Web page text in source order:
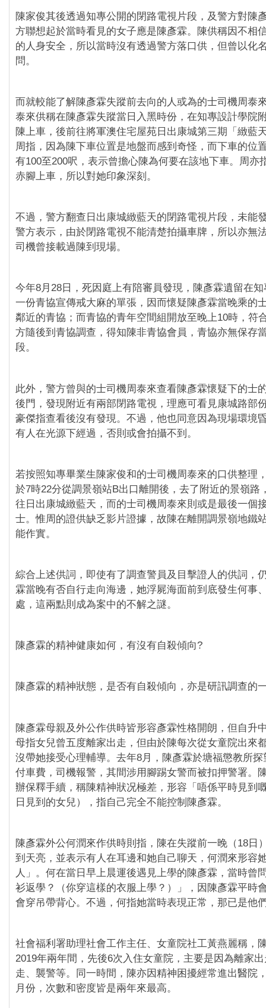
陳家俊其後透過知專公開的閉路電視片段，及警方對陳
方聯想起於當時看見的女子應是陳彥霖。陳供稱因不相
的人身安全，所以當時沒有透過警方落口供，但曾以化
問。
而就較能了解陳彥霖失蹤前去向的人或為的士司機周泰
泰來供稱在陳彥霖失蹤當日入黑時份，在知專設計學院
陳上車，後前往將軍澳住宅屋苑日出康城第三期「緻藍
周指，因為陳下車位置是地盤而感到奇怪，而下車的位
有100至200呎，表示曾擔心陳為何要在該地下車。周亦
赤腳上車，所以對她印象深刻。
不過，警方翻查日出康城緻藍天的閉路電視片段，未能
警方表示，由於閉路電視不能清楚拍攝車牌，所以亦無
司機曾接載過陳到現場。
今年8月28日，死因庭上有陪審員發現，陳彥霖遺留在
一份青協宣傳戒大麻的單張，因而懷疑陳彥霖當晚乘的
鄰近的青協；而青協的青年空間組開放至晚上10時，符
方隨後到青協調查，得知陳非青協會員，青協亦無保存
段。
此外，警方曾與的士司機周泰來查看陳彥霖懷疑下的士
後門，發現附近有兩部閉路電視，理應可看見康城路部
豪傑指查看後沒有發現。不過，他也同意因為現場環境
有人在光源下經過，否則或會拍攝不到。
若按照知專畢業生陳家俊和的士司機周泰來的口供整理
於7時22分從調景嶺站B出口離開後，去了附近的景嶺路
往日出康城緻藍天，而的士司機周泰來則或是最後一個
士。惟周的證供缺乏影片證據，故陳在離開調景嶺地鐵
能作實。
綜合上述供詞，即使有了調查警員及目擊證人的供詞，
霖當晚有否自行走向海邊，她浮屍海面前到底發生何事
處，這兩點則成為案中的不解之謎。
陳彥霖的精神健康如何，有沒有自殺傾向?
陳彥霖的精神狀態，是否有自殺傾向，亦是研訊調查的
陳彥霖母親及外公作供時皆形容彥霖性格開朗，但自升
母指女兒曾五度離家出走，但由於陳每次從女童院出來
沒帶她接受心理輔導。去年8月，陳彥霖於塘福懲教所
付車費，司機報警，其間涉用腳踢女警而被扣押警署。
辦保釋手續，稱陳精神狀况極差，形容「唔係平時見到
日見到的女兒），指自己完全不能控制陳彥霖。
陳彥霖外公何潤來作供時則指，陳在失蹤前一晚（18日
到天亮，並表示有人在耳邊和她自己聊天，何潤來形容
人」。何在當日早上晨運後遇見上學的陳彥霖，當時曾
衫返學？（你穿這樣的衣服上學？）」，因陳彥霖平時
會穿吊帶背心。不過，何指她當時表現正常，那已是他
社會福利署助理社會工作主任、女童院社工黃燕麗稱，
2019年兩年間，先後6次入住女童院，主要是因為離家
走、襲警等。同一時間，陳亦因精神困擾經常進出醫院
月份，次數和密度皆是兩年來最高。